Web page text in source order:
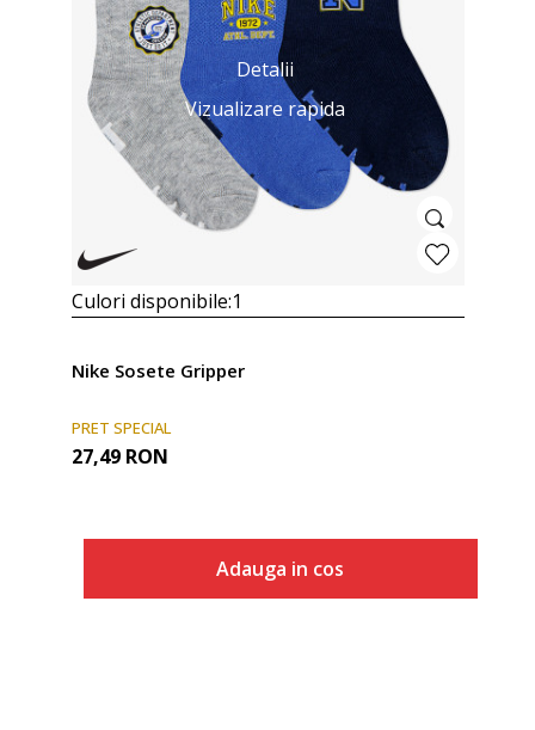
Detalii
Vizualizare rapida
Culori disponibile:1
Nike Sosete Gripper
PRET SPECIAL
27,49 RON
Adauga in cos